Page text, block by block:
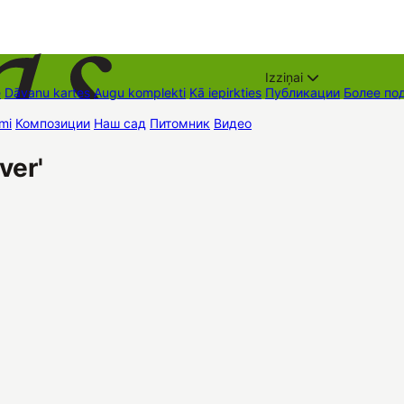
Dāvanu kartes Augu komplekti Kā iepirkties
Izziņai
Публикации Более
Композиции Наш сад Питомник Видео